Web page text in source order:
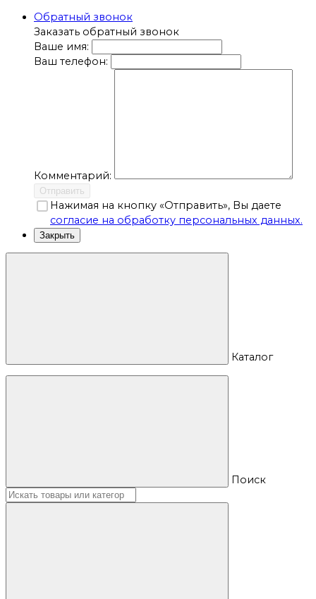
Обратный звонок
Заказать обратный звонок
Ваше имя:
Ваш телефон:
Комментарий:
Отправить
Нажимая на кнопку «Отправить», Вы даете
согласие на обработку персональных данных.
Закрыть
Каталог
Поиск